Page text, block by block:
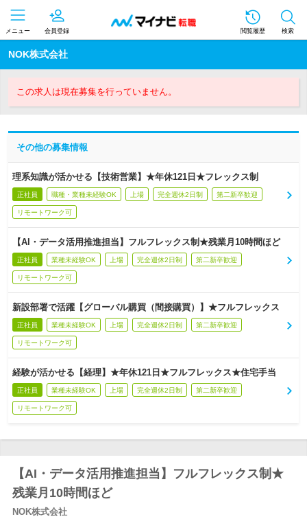
メニュー 会員登録 閲覧履歴 検索
NOK株式会社
この求人は現在募集を行っていません。
その他の募集情報
理系知識が活かせる【技術営業】★年休121日★フレックス制
正社員 職種・業種未経験OK 上場 完全週休2日制 第二新卒歓迎
リモートワーク可
【AI・データ活用推進担当】フルフレックス制★残業月10時間ほど
正社員 業種未経験OK 上場 完全週休2日制 第二新卒歓迎
リモートワーク可
新設部署で活躍【グローバル購買（間接購買）】★フルフレックス
正社員 業種未経験OK 上場 完全週休2日制 第二新卒歓迎
リモートワーク可
経験が活かせる【経理】★年休121日★フルフレックス★住宅手当
正社員 業種未経験OK 上場 完全週休2日制 第二新卒歓迎
リモートワーク可
【AI・データ活用推進担当】フルフレックス制★
残業月10時間ほど
NOK株式会社